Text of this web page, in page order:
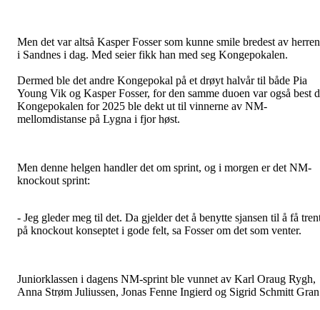
Men det var altså Kasper Fosser som kunne smile bredest av
i Sandnes i dag. Med seier fikk han med seg Kongepokalen.
Dermed ble det andre Kongepokal på et drøyt halvår til både Pia
Young Vik og Kasper Fosser, for den samme duoen var også best
Kongepokalen for 2025 ble dekt ut til vinnerne av NM-
mellomdistanse på Lygna i fjor høst.
Men denne helgen handler det om sprint, og i morgen er det NM-
knockout sprint:
- Jeg gleder meg til det. Da gjelder det å benytte sjansen til å få
på knockout konseptet i gode felt, sa Fosser om det som venter.
Juniorklassen i dagens NM-sprint ble vunnet av Karl Oraug Rygh,
Anna Strøm Juliussen, Jonas Fenne Ingierd og Sigrid Schmitt